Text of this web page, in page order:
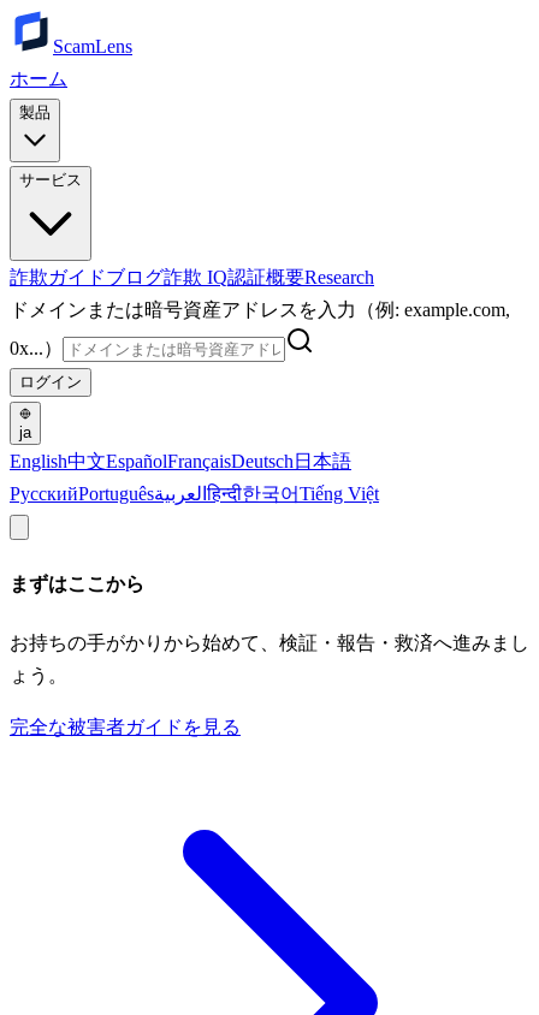
ScamLens
ホーム
製品
サービス
詐欺ガイドブログ詐欺 IQ認証概要Research
ドメインまたは暗号資産アドレスを入力（例: example.com,
0x...）
ログイン
ja
English中文EspañolFrançaisDeutsch 日本語
РусскийPortuguêsالعربيةहिन्दी한국어Tiếng Việt
まずはここから
お持ちの手がかりから始めて、検証・報告・救済へ進みまし
ょう。
完全な被害者ガイドを見る